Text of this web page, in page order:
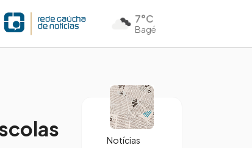
7°C
Bagé
Notícias